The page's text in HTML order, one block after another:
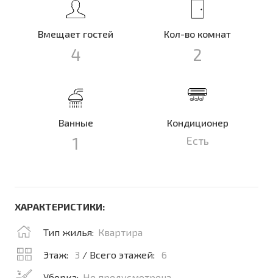
Вмещает гостей
4
Кол-во комнат
2
Ванные
1
Кондиционер
Есть
ХАРАКТЕРИСТИКИ:
Тип жилья: Квартира
Этаж:
3 / Всего этажей:
6